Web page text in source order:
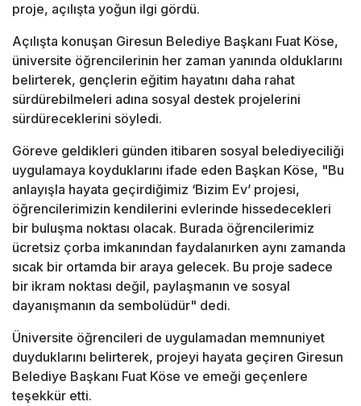
proje, açılışta yoğun ilgi gördü.
Açılışta konuşan Giresun Belediye Başkanı Fuat Köse,
üniversite öğrencilerinin her zaman yanında olduklarını
belirterek, gençlerin eğitim hayatını daha rahat
sürdürebilmeleri adına sosyal destek projelerini
sürdüreceklerini söyledi.
Göreve geldikleri günden itibaren sosyal belediyeciliği
uygulamaya koyduklarını ifade eden Başkan Köse, "Bu
anlayışla hayata geçirdiğimiz ‘Bizim Ev’ projesi,
öğrencilerimizin kendilerini evlerinde hissedecekleri
bir buluşma noktası olacak. Burada öğrencilerimiz
ücretsiz çorba imkanından faydalanırken aynı zamanda
sıcak bir ortamda bir araya gelecek. Bu proje sadece
bir ikram noktası değil, paylaşmanın ve sosyal
dayanışmanın da sembolüdür" dedi.
Üniversite öğrencileri de uygulamadan memnuniyet
duyduklarını belirterek, projeyi hayata geçiren Giresun
Belediye Başkanı Fuat Köse ve emeği geçenlere
teşekkür etti.